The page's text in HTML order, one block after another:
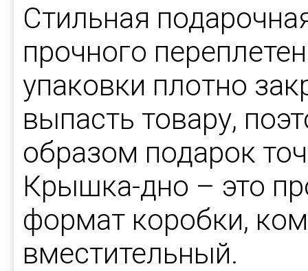
Стильная
прочного
упаковки плотно
выпасть товару,
образом подарок
Крышка-дно – это
формат коробки,
вместительный.